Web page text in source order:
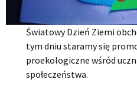
Światowy Dzień Ziemi
tym dniu staramy się
proekologiczne wśród
społeczeństwa.